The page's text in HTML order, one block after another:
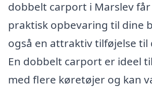
dobbelt carport i Marslev
praktisk opbevaring til dine
også en attraktiv tilføjelse til
En dobbelt carport er ideel
med flere køretøjer og kan